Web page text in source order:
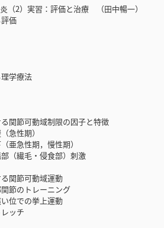
2）実習：評価と治療 （田中暢一）
価
学療法
節可動域制限の因子と特徴
性期）
急性期，慢性期）
繊毛・侵食部）刺激
関節可動域運動
のトレーニング
での挙上運動
ッチ